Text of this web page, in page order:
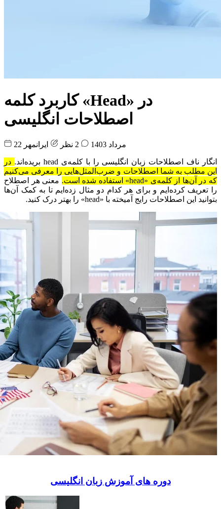
کاربرد کلمه «Head» در
اصطلاحات انگلیسی
22 مرداد 1403 ایرانمهر
انگار ناف اصطلاحات زبان انگلیسی را با کلمه‌ی head بریده‌اند.
در
این مطلب به شما اصطلاحات و ضرب‌المثل‌هایی را معرفی می‌کنیم
که در آن‌ها از کلمه‌ی «head» استفاده شده است.
معنی هر اصطلاح
را تعریف کرده‌ایم و برای هر کدام دو مثال زده‌ایم تا به کمک آن‌ها
بتوانید این اصطلاحات رایج آمیخته با «head» را بهتر درک کنید.
دوره های آموزش زبان انگلیسی